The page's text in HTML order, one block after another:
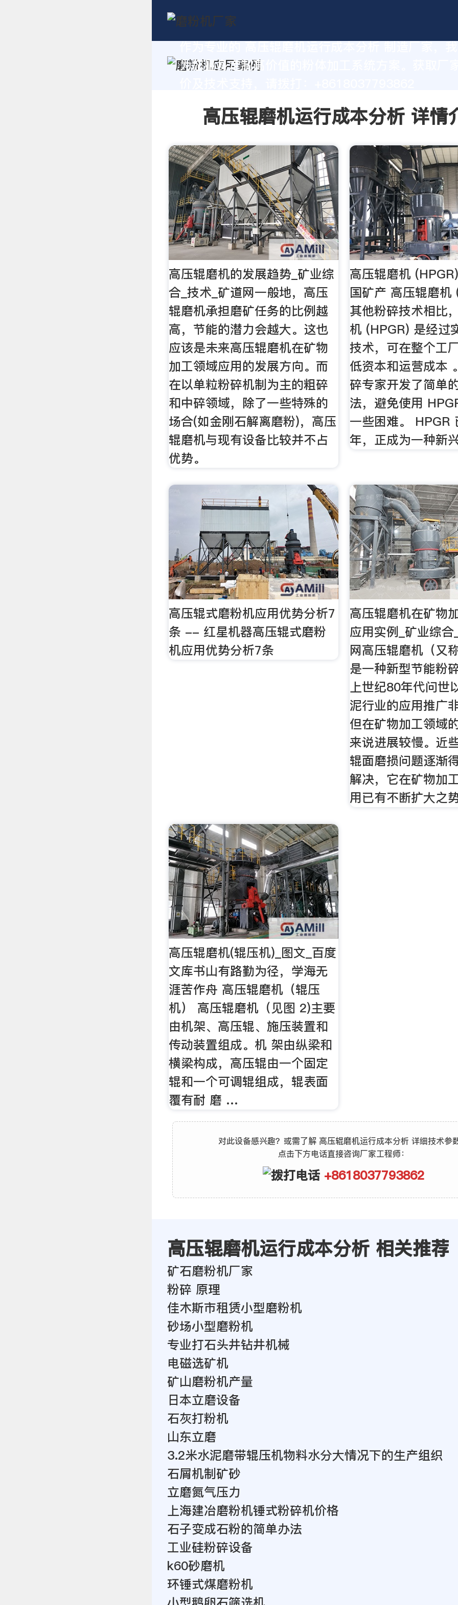
为您量身定制高价值的粉体加工系统方案。获取厂
高压辊磨机运行成本分析 详情
高压辊磨机的发展趋势_矿业综
合_技术_矿道网一般地，高压
辊磨机承担磨矿任务的比例越
高，节能的潜力会越大。这也
应该是未来高压辊磨机在矿物
加工领域应用的发展方向。而
在以单粒粉碎机制为主的粗碎
和中碎领域，除了一些特殊的
场合(如金刚石解离磨粉)，高压
辊磨机与现有设备比较并不占
优势。
高压辊磨机
国矿产 高压辊磨机
其他粉碎技术相比
机 (HPGR) 是经过
技术，可在整个工
低资本和运营成本
碎专家开发了简单
法，避免使用
一些困难。 HPGR
年，正成为一种新
高压辊式磨粉机应用优势分析7
条 -- 红星机器高压辊式磨粉
机应用优势分析7条
高压辊磨机在矿物
应用实例_矿业综
网高压辊磨机（又
是一种新型节能粉
上世纪80年代问世
泥行业的应用推广
但在矿物加工领域
来说进展较慢。近
辊面磨损问题逐渐
解决，它在矿物加
用已有不断扩大之
高压辊磨机(辊压机)_图文_百度
文库书山有路勤为径，学海无
涯苦作舟 高压辊磨机（辊压
机） 高压辊磨机（见图 2)主要
由机架、高压辊、施压装置和
传动装置组成。机 架由纵梁和
横梁构成，高压辊由一个固定
辊和一个可调辊组成，辊表面
覆有耐 磨 …
对此设备感兴趣？或需了解 高压辊磨机运行成本分析 详细技术参
点击下方电话直接咨询厂家工程师：
+8618037793862
高压辊磨机运行成本分析 相关推荐
矿石磨粉机厂家
粉碎 原理
佳木斯市租赁小型磨粉机
砂场小型磨粉机
专业打石头井钻井机械
电磁选矿机
矿山磨粉机产量
日本立磨设备
石灰打粉机
山东立磨
3.2米水泥磨带辊压机物料水分大情况下的生产组织
石屑机制矿砂
立磨氮气压力
上海建冶磨粉机锤式粉碎机价格
石子变成石粉的简单办法
工业硅粉碎设备
k60砂磨机
环锤式煤磨粉机